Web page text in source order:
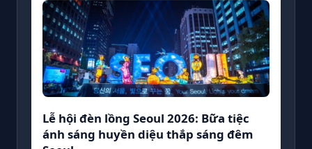
Lễ hội đèn lồng Seoul 2026: Bữa tiệc
ánh sáng huyền diệu thắp sáng đêm